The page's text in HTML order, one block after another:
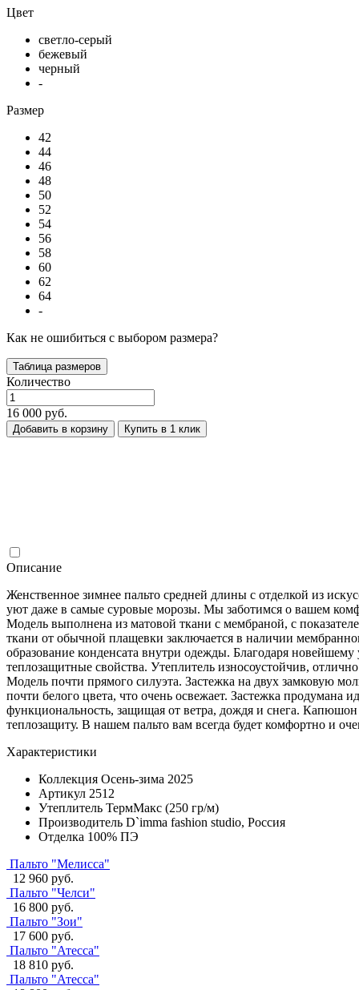
Цвет
светло-серый
бежевый
черный
-
Размер
42
44
46
48
50
52
54
56
58
60
62
64
-
Как не ошибиться с выбором размера?
Таблица размеров
Количество
16 000 руб.
Добавить в корзину Купить в 1 клик
Описание
Женственное зимнее пальто средней длины с отделкой из
уют даже в самые суровые морозы. Мы заботимся о вашем
Модель выполнена из матовой ткани с мембраной, с
ткани от обычной плащевки заключается в наличии
образование конденсата внутри одежды. Благодаря
теплозащитные свойства. Утеплитель износоустойчив,
Модель почти прямого силуэта. Застежка на двух замковую
почти белого цвета, что очень освежает. Застежка
функциональность, защищая от ветра, дождя и снега.
теплозащиту. В нашем пальто вам всегда будет комфортно и
Характеристики
Коллекция Осень-зима 2025
Артикул 2512
Утеплитель ТермМакс (250 гр/м)
Производитель D`imma fashion studio, Россия
Отделка 100% ПЭ
Пальто "Мелисса"
12 960 руб.
Пальто "Челси"
16 800 руб.
Пальто "Зои"
17 600 руб.
Пальто "Атесса"
18 810 руб.
Пальто "Атесса"